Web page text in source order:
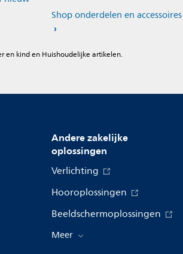
Shop onderdelen en accessoires
en kind en Huishoudelijke artikelen.
Andere zakelijke
oplossingen
Verlichting
Hooroplossingen
Beeldschermoplossingen
Meer